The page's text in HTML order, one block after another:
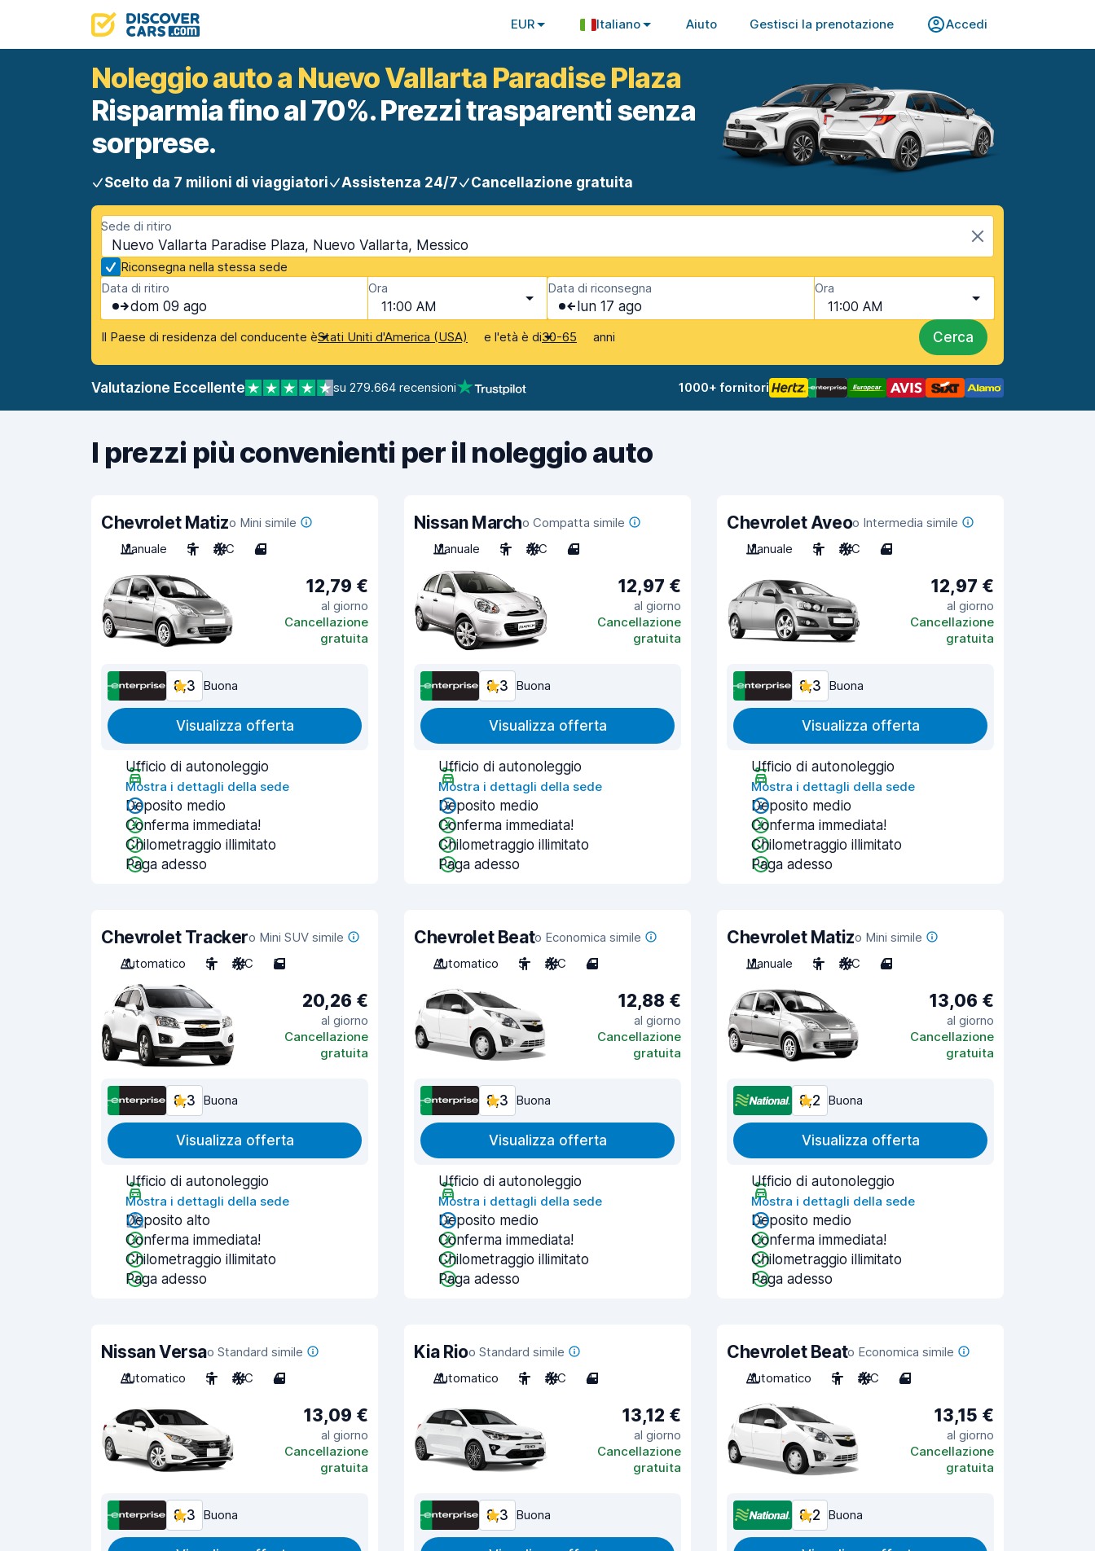
EUR Italiano Aiuto Gestisci la prenotazione Accedi
Noleggio auto a Nuevo Vallarta Paradise Plaza
Risparmia fino al 70%. Prezzi trasparenti senza
sorprese.
Scelto da 7 milioni di viaggiatori Assistenza 24/7 Cancellazione gratuita
Sede di ritiro
Nuevo Vallarta Paradise Plaza, Nuevo Vallarta, Messico
Riconsegna nella stessa sede
Data di ritiro
dom 09 ago
Ora
11:00 AM
Data di riconsegna
lun 17 ago
Ora
11:00 AM
Il Paese di residenza del conducente èStati Uniti d'America (USA) e l'età è di30-65 anni Cerca
Valutazione Eccellente su 279.664 recensioni 1000+ fornitori
I prezzi più convenienti per il noleggio auto
Chevrolet Matizo Mini simile
Manuale
5 A/C 4
12,79 €
al giorno
Cancellazione
gratuita
8,3 Buona
Visualizza offerta
Ufficio di autonoleggio
Mostra i dettagli della sede
Deposito medio
Conferma immediata!
Chilometraggio illimitato
Paga adesso
Nissan Marcho Compatta simile
Manuale
5 A/C 4
12,97 €
al giorno
Cancellazione
gratuita
8,3 Buona
Visualizza offerta
Ufficio di autonoleggio
Mostra i dettagli della sede
Deposito medio
Conferma immediata!
Chilometraggio illimitato
Paga adesso
Chevrolet Aveoo Intermedia simile
Manuale
5 A/C 4
12,97 €
al giorno
Cancellazione
gratuita
8,3 Buona
Visualizza offerta
Ufficio di autonoleggio
Mostra i dettagli della sede
Deposito medio
Conferma immediata!
Chilometraggio illimitato
Paga adesso
Chevrolet Trackero Mini SUV simile
Automatico
5 A/C 5
20,26 €
al giorno
Cancellazione
gratuita
8,3 Buona
Visualizza offerta
Ufficio di autonoleggio
Mostra i dettagli della sede
Deposito alto
Conferma immediata!
Chilometraggio illimitato
Paga adesso
Chevrolet Beato Economica simile
Automatico
5 A/C 4
12,88 €
al giorno
Cancellazione
gratuita
8,3 Buona
Visualizza offerta
Ufficio di autonoleggio
Mostra i dettagli della sede
Deposito medio
Conferma immediata!
Chilometraggio illimitato
Paga adesso
Chevrolet Matizo Mini simile
Manuale
5 A/C 4
13,06 €
al giorno
Cancellazione
gratuita
8,2 Buona
Visualizza offerta
Ufficio di autonoleggio
Mostra i dettagli della sede
Deposito medio
Conferma immediata!
Chilometraggio illimitato
Paga adesso
Nissan Versao Standard simile
Automatico
5 A/C 4
13,09 €
al giorno
Cancellazione
gratuita
8,3 Buona
Kia Rioo Standard simile
Automatico
5 A/C 4
13,12 €
al giorno
Cancellazione
gratuita
8,3 Buona
Chevrolet Beato Economica simile
Automatico
5 A/C 4
13,15 €
al giorno
Cancellazione
gratuita
8,2 Buona